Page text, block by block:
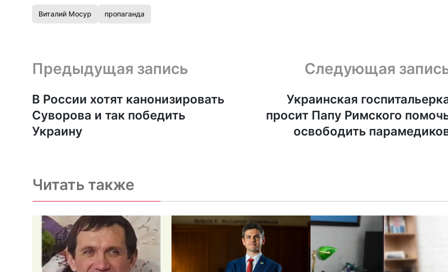
Виталий Мосур пропаганда
Предыдущая запись и следующая запись
Предыдущая запись
В России хотят канонизировать
Суворова и так победить
Украину
Следующая
Украинская
просит Папу Римского
освободить
Читать также